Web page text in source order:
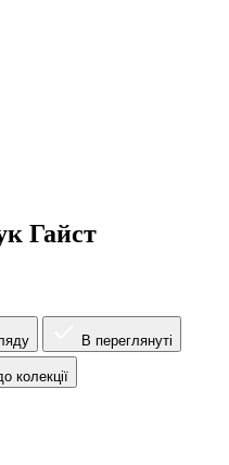
Гайст
В переглянуті
колекції